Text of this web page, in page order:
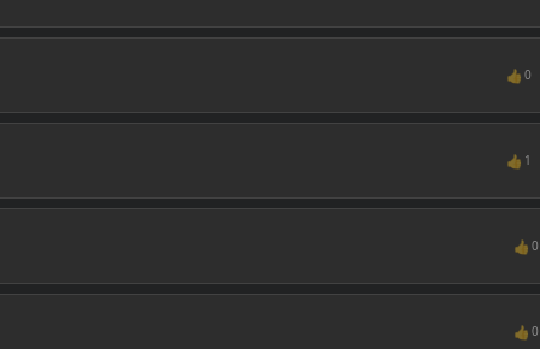
👍 0
👍 1
👍 0
👍 0